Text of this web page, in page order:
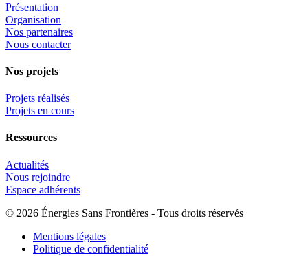
Présentation
Organisation
Nos partenaires
Nous contacter
Nos projets
Projets réalisés
Projets en cours
Ressources
Actualités
Nous rejoindre
Espace adhérents
© 2026 Énergies Sans Frontières - Tous droits réservés
Mentions légales
Politique de confidentialité